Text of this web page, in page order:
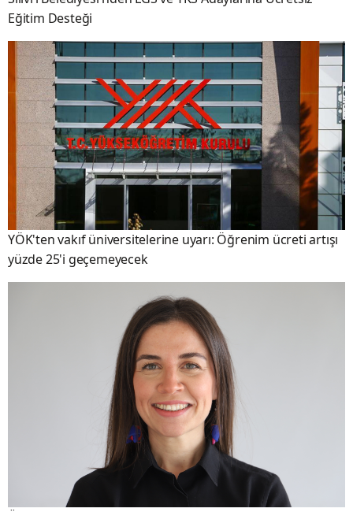
Eğitim Desteği
YÖK'ten vakıf üniversitelerine uyarı: Öğrenim ücreti artışı
yüzde 25'i geçemeyecek